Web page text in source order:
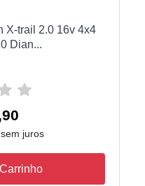
X-trail 2.0 16v 4x4
Dian...
juros